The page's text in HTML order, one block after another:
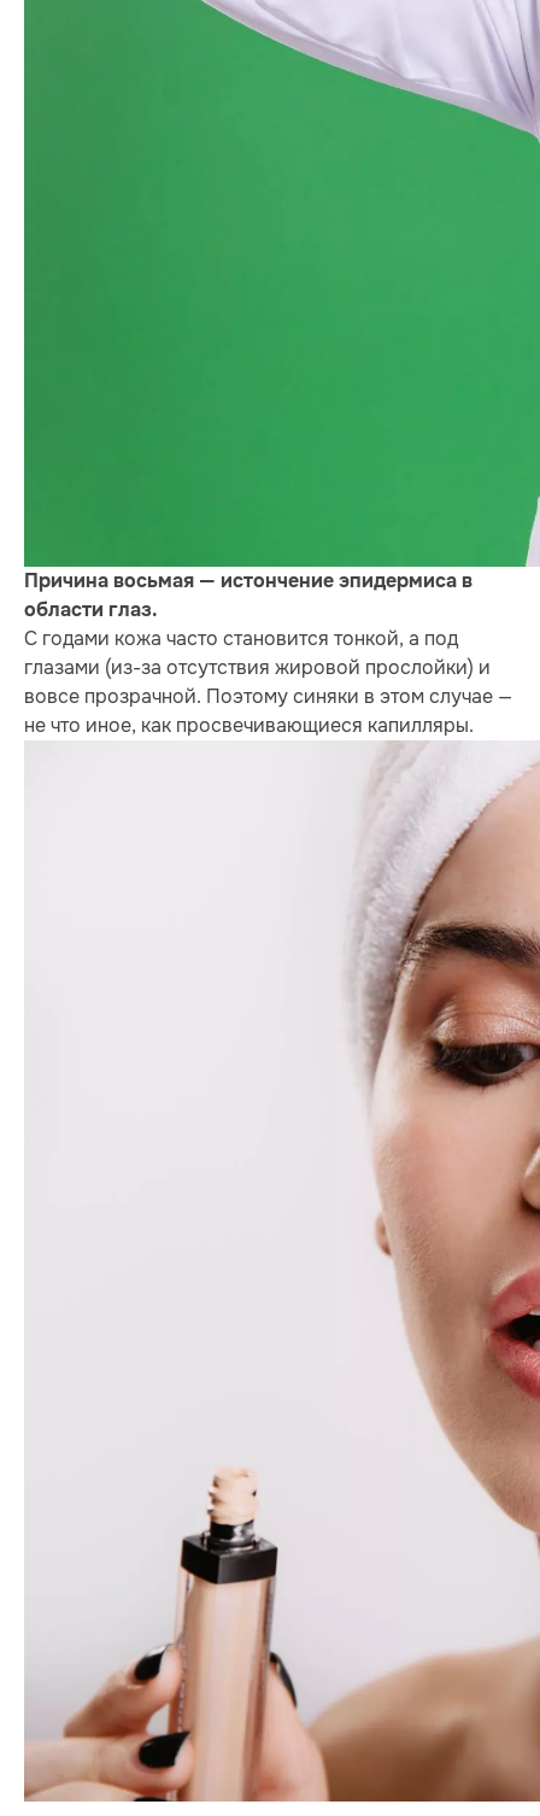
Причина восьмая — истончение эпидермиса в
области глаз.
С годами кожа часто становится тонкой, а под
глазами (из-за отсутствия жировой прослойки) и
вовсе прозрачной. Поэтому синяки в этом случае —
не что иное, как просвечивающиеся капилляры.